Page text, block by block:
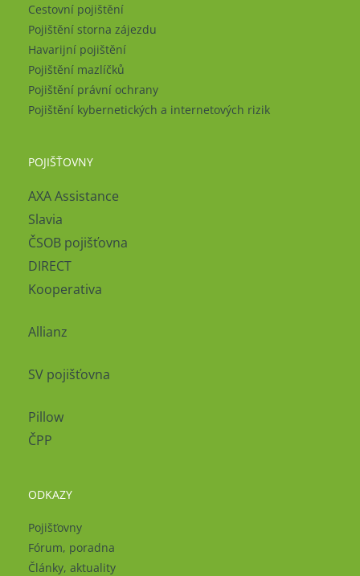
Cestovní pojištění
Pojištění storna zájezdu
Havarijní pojištění
Pojištění mazlíčků
Pojištění právní ochrany
Pojištění kybernetických a internetových rizik
POJIŠŤOVNY
AXA Assistance
Slavia
ČSOB pojišťovna
DIRECT
Kooperativa
Allianz
SV pojišťovna
Pillow
ČPP
ODKAZY
Pojišťovny
Fórum, poradna
Články, aktuality